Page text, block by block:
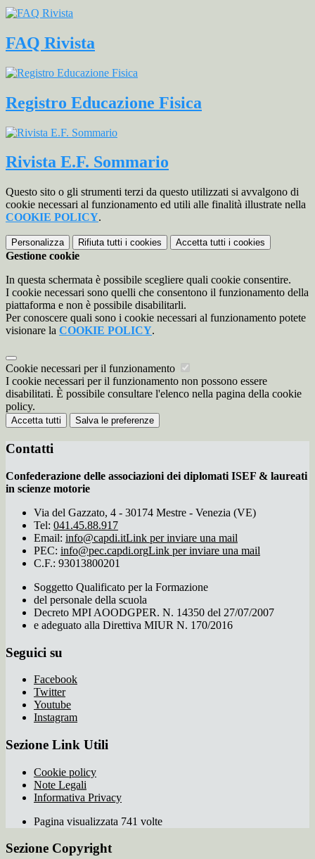
FAQ Rivista
Registro Educazione Fisica
Rivista E.F. Sommario
Questo sito o gli strumenti terzi da questo utilizzati si avvalgono di
cookie necessari al funzionamento ed utili alle finalità illustrate nella
COOKIE POLICY.
Personalizza Rifiuta tutti i cookies Accetta tutti i cookies
Gestione cookie
In questa schermata è possibile scegliere quali cookie consentire.
I cookie necessari sono quelli che consentono il funzionamento della
piattaforma e non è possibile disabilitarli.
Per conoscere quali sono i cookie necessari al funzionamento potete
visionare la COOKIE POLICY.
Cookie necessari per il funzionamento
I cookie necessari per il funzionamento non possono essere
disabilitati. È possibile consultare l'elenco nella pagina della cookie
policy.
Accetta tutti Salva le preferenze
Contatti
Confederazione delle associazioni dei diplomati ISEF & laureati
in scienze motorie
Via del Gazzato, 4 - 30174 Mestre - Venezia (VE)
Tel: 041.45.88.917
Email: info@capdi.itLink per inviare una mail
PEC: info@pec.capdi.orgLink per inviare una mail
C.F.: 93013800201
Soggetto Qualificato per la Formazione
del personale della scuola
Decreto MPI AOODGPER. N. 14350 del 27/07/2007
e adeguato alla Direttiva MIUR N. 170/2016
Seguici su
Facebook
Twitter
Youtube
Instagram
Sezione Link Utili
Cookie policy
Note Legali
Informativa Privacy
Pagina visualizzata 741 volte
Sezione Copyright